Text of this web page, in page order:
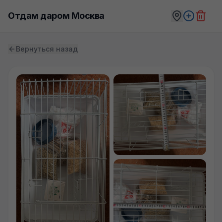
Отдам даром Москва
Вернуться назад